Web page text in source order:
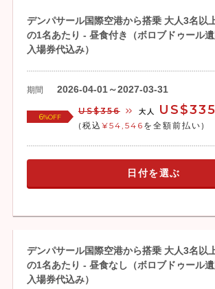
デンパサール国際空港から搭乗 大人3名以
の1名あたり - 昼食付き（ボロブドゥール
入場券代込み）
期間 2026-04-01～2027-03-31
6%OFF
US$356 大人 US$335
(税込 ¥54,546 を全額前払い)
日付を選ぶ
デンパサール国際空港から搭乗 大人3名以
の1名あたり - 昼食なし（ボロブドゥール
入場券代込み）